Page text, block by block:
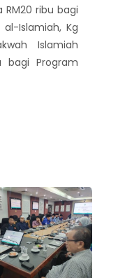
RM20 ribu bagi
Islamiah, Kg
Islamiah
bagi Program